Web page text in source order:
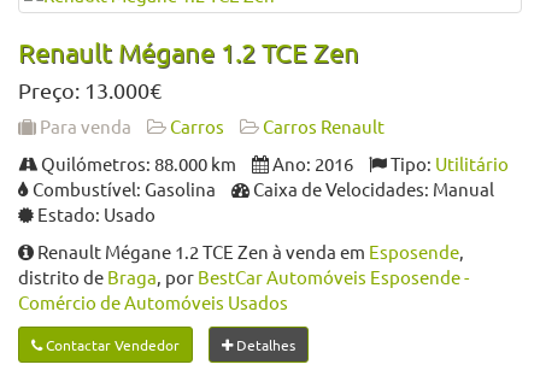
Renault Mégane 1.2 TCE Zen
Preço: 13.000€
Para venda Carros
Carros Renault
Quilómetros: 88.000 km
Ano: 2016 Tipo: Utilitário
Combustível: Gasolina
Caixa de Velocidades: Manual
Estado: Usado
Renault Mégane 1.2 TCE Zen à venda em Esposende,
distrito de Braga, por BestCar Automóveis Esposende -
Comércio de Automóveis Usados
Contactar Vendedor Detalhes